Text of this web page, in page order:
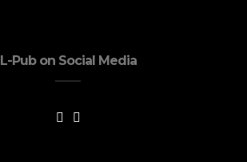
L-Pub on Social Media